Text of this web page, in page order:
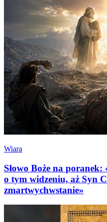
Wiara
Słowo Boże na
o tym widzeniu, aż Syn
zmartwychwstanie»